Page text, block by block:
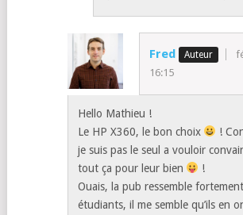
Fred
16:15
Hello Mathieu !
Le HP X360, le bon choix
!
je suis pas le seul a vouloir
tout ça pour leur bien
!
Ouais, la pub ressemble
étudiants, il me semble qu’ils en